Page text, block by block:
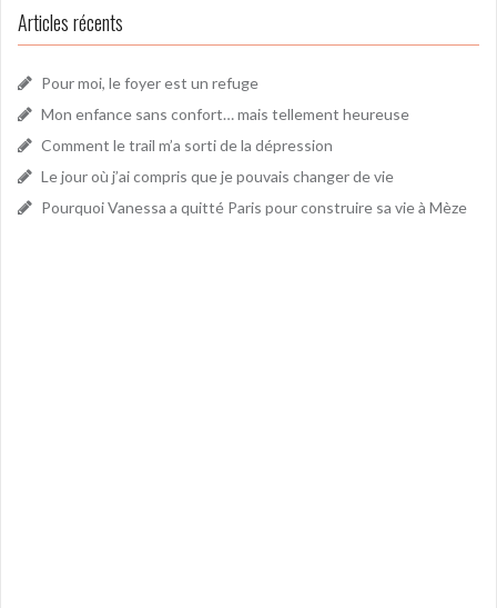
Articles récents
Pour moi, le foyer est un refuge
Mon enfance sans confort… mais tellement heureuse
Comment le trail m’a sorti de la dépression
Le jour où j’ai compris que je pouvais changer de vie
Pourquoi Vanessa a quitté Paris pour construire sa vie à Mèze